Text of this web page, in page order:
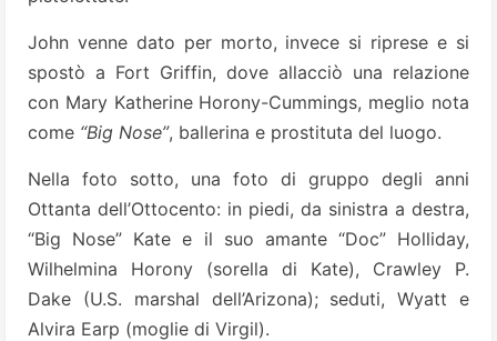
John venne dato per morto, invece si riprese e si
spostò a Fort Griffin, dove allacciò una relazione
con Mary Katherine Horony-Cummings, meglio nota
come “Big Nose”, ballerina e prostituta del luogo.
Nella foto sotto, una foto di gruppo degli anni
Ottanta dell’Ottocento: in piedi, da sinistra a destra,
“Big Nose” Kate e il suo amante “Doc” Holliday,
Wilhelmina Horony (sorella di Kate), Crawley P.
Dake (U.S. marshal dell’Arizona); seduti, Wyatt e
Alvira Earp (moglie di Virgil).